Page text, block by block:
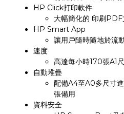
HP Click打印軟件
大幅簡化的 印刷PDF
HP Smart App
讓用戶隨時隨地於流
速度
高達每小時170張A1
自動堆疊
配備A4至A0多尺寸
張備用
資料安全